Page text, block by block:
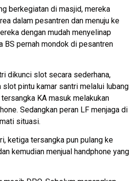
berkegiatan di masjid, mereka
dalam pesantren dan menuju ke
dengan mudah menyelinap
BS pernah mondok di pesantren
dikunci slot secara sederhana,
slot pintu kamar santri melalui lubang
KA masuk melakukan
Sedangkan peran LF menjaga di
situasi.
ketiga tersangka pun pulang ke
kemudian menjual handphone yang